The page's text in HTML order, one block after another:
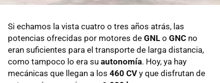
Si echamos la vista cuatro o tres años atrás, las
potencias ofrecidas por motores de GNL o GNC no
eran suficientes para el transporte de larga distancia,
como tampoco lo era su autonomía. Hoy, ya hay
mecánicas que llegan a los 460 CV y que disfrutan de